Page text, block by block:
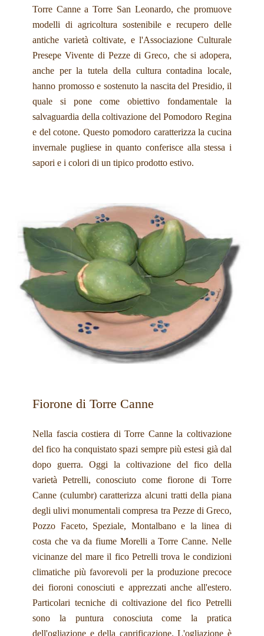
Torre Canne a Torre San Leonardo, che promuove
modelli di agricoltura sostenibile e recupero delle
antiche varietà coltivate, e l'Associazione Culturale
Presepe Vivente di Pezze di Greco, che si adopera,
anche per la tutela della cultura contadina locale,
hanno promosso e sostenuto la nascita del Presidio, il
quale si pone come obiettivo fondamentale la
salvaguardia della coltivazione del Pomodoro Regina
e del cotone. Questo pomodoro caratterizza la cucina
invernale pugliese in quanto conferisce alla stessa i
sapori e i colori di un tipico prodotto estivo.
Fiorone di Torre Canne
Nella fascia costiera di Torre Canne la coltivazione
del fico ha conquistato spazi sempre più estesi già dal
dopo guerra. Oggi la coltivazione del fico della
varietà Petrelli, conosciuto come fiorone di Torre
Canne (culumbr) caratterizza alcuni tratti della piana
degli ulivi monumentali compresa tra Pezze di Greco,
Pozzo Faceto, Speziale, Montalbano e la linea di
costa che va da fiume Morelli a Torre Canne. Nelle
vicinanze del mare il fico Petrelli trova le condizioni
climatiche più favorevoli per la produzione precoce
dei fioroni conosciuti e apprezzati anche all'estero.
Particolari tecniche di coltivazione del fico Petrelli
sono la puntura conosciuta come la pratica
dell'ogliazione e della caprificazione. L'ogliazione è